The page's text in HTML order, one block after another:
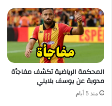
المحكمة الرياضية تكشف مفاجأة
مدوية عن يوسف بلايلي
منذ 5 أيام